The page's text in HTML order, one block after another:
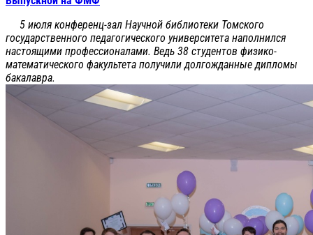
5 июля конференц-зал Научной библиотеки Томского
государственного педагогического университета наполнился
настоящими профессионалами. Ведь 38 студентов физико-
математического факультета получили долгожданные дипломы
бакалавра.